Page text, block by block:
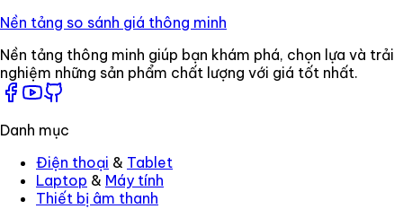
Nền tảng so sánh giá thông minh
Nền tảng thông minh giúp bạn khám phá, chọn lựa và trải
nghiệm những sản phẩm chất lượng với giá tốt nhất.
Danh mục
Điện thoại & Tablet
Laptop & Máy tính
Thiết bị âm thanh